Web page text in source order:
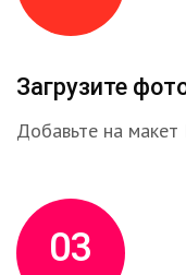
Загрузите
Добавьте на
03